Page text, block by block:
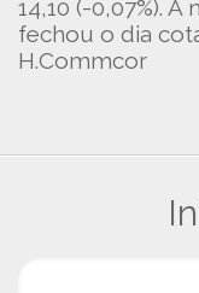
14,10 (-0,07%).
fechou o dia
H.Commcor